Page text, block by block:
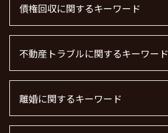
下請法 改正 2026
m&a 弁護士費用 相場
顧問弁護士
m&a 弁護士 費用
顧問弁護士 契約
企業法務とは
顧問弁護士 メリット
顧問弁護士 費用 中小企業
債権回収に関するキーワード
借金 時効の援用 その後
債権回収 個人
借金 時効
弁護士 債権回収 流れ
債権回収 無視
債権回収 弁護士 費用
不動産トラブルに関するキーワード
不動産トラブル
不動産トラブル 相談
不動産屋 トラブル 相談
離婚に関するキーワード